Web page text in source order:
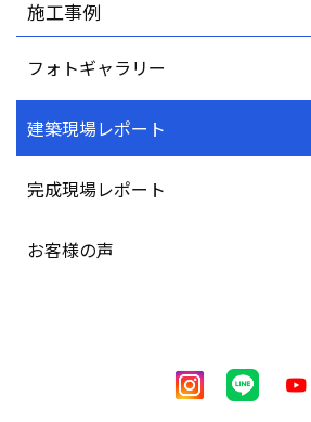
施工事例
フォトギャラリー
建築現場レポート
完成現場レポート
お客様の声